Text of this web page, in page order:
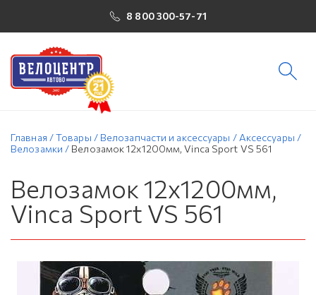
8 800 300-57-71
Главная /Товары / Велозапчасти и аксессуары / Аксессуары /
Велозамки / Велозамок 12х1200мм, Vinca Sport VS 561
Велозамок 12х1200мм,
Vinca Sport VS 561